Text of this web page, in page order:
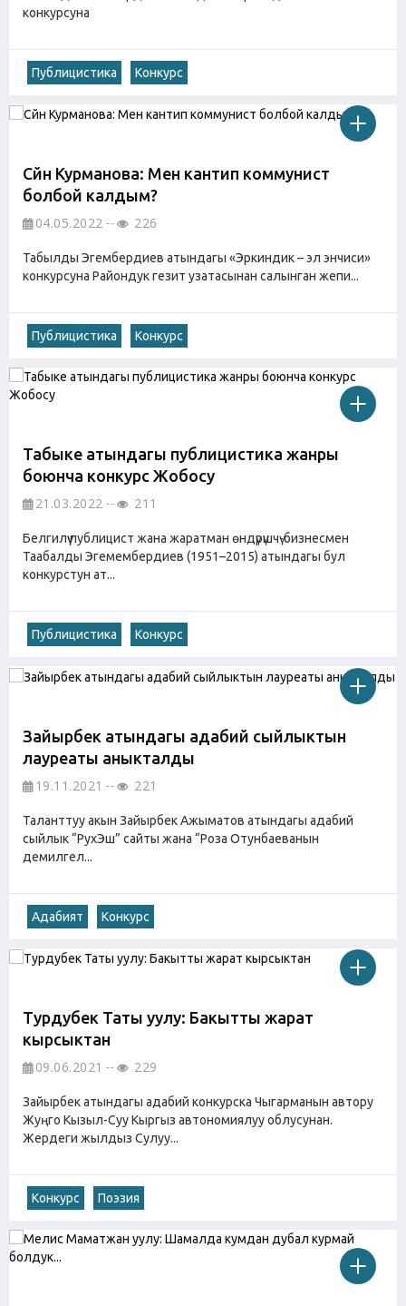
конкурсуна
Публицистика Конкурс
Сүйүн Курманова: Мен кантип коммунист
болбой калдым?
04.05.2022 226
Табылды Эгембердиев атындагы «Эркиндик – эл энчиси»
конкурсуна Райондук гезит узатасынан салынган жепи...
Публицистика Конкурс
Табыке атындагы публицистика жанры
боюнча конкурс Жобосу
21.03.2022 211
Белгилүү публицист жана жаратман өндүрүшчү-бизнесмен
Таабалды Эгемембердиев (1951–2015) атындагы бул
конкурстун ат...
Публицистика Конкурс
Зайырбек атындагы адабий сыйлыктын
лауреаты аныкталды
19.11.2021 221
Таланттуу акын Зайырбек Ажыматов атындагы адабий
сыйлык “РухЭш” сайты жана “Роза Отунбаеванын
демилгел...
Адабият Конкурс
Турдубек Таты уулу: Бакытты жарат
кырсыктан
09.06.2021 229
Зайырбек атындагы адабий конкурска Чыгарманын автору
Жуңго Кызыл-Суу Кыргыз автономиялуу облусунан.
Жердеги жылдыз Сулуу...
Конкурс Поэзия